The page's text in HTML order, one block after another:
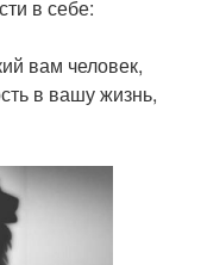
в себе:
вам человек,
в вашу жизнь,